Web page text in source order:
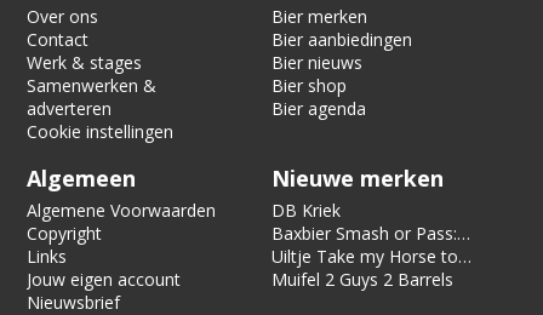
Over ons
Contact
Werk & stages
Samenwerken &
adverteren
Cookie instellingen
Bier merken
Bier aanbiedingen
Bier nieuws
Bier shop
Bier agenda
Algemeen
Algemene Voorwaarden
Copyright
Links
Jouw eigen account
Nieuwsbrief
Nieuwe merken
DB Kriek
Baxbier Smash or Pass:
Strata
Uiltje Take my Horse to
the Hotel Room
Muifel 2 Guys 2 Barrels